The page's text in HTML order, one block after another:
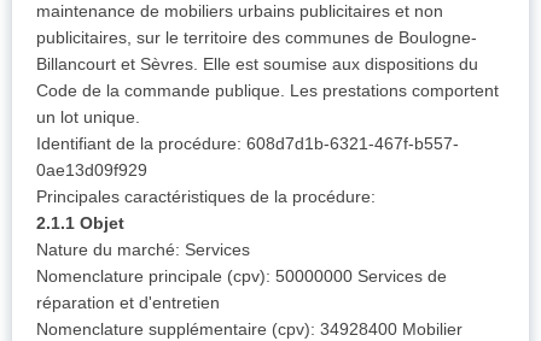
maintenance de mobiliers urbains publicitaires et non
publicitaires, sur le territoire des communes de Boulogne-
Billancourt et Sèvres. Elle est soumise aux dispositions du
Code de la commande publique. Les prestations comportent
un lot unique.
Identifiant de la procédure: 608d7d1b-6321-467f-b557-
0ae13d09f929
Principales caractéristiques de la procédure:
2.1.1 Objet
Nature du marché: Services
Nomenclature principale (cpv): 50000000 Services de
réparation et d'entretien
Nomenclature supplémentaire (cpv): 34928400 Mobilier